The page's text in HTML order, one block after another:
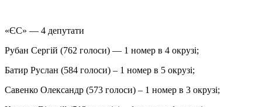
«ЄС» — 4 депутати
Рубан Сергій (762 голоси) — 1 номер в 4 окрузі;
Батир Руслан (584 голоси) – 1 номер в 5 окрузі;
Савенко Олександр (573 голоси) – 1 номер в 3 окрузі;